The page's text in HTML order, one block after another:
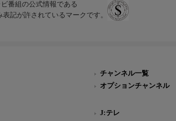
番組の公式情報である
記が許されているマークです。
チャンネル一覧
オプションチャンネル
J:テレ